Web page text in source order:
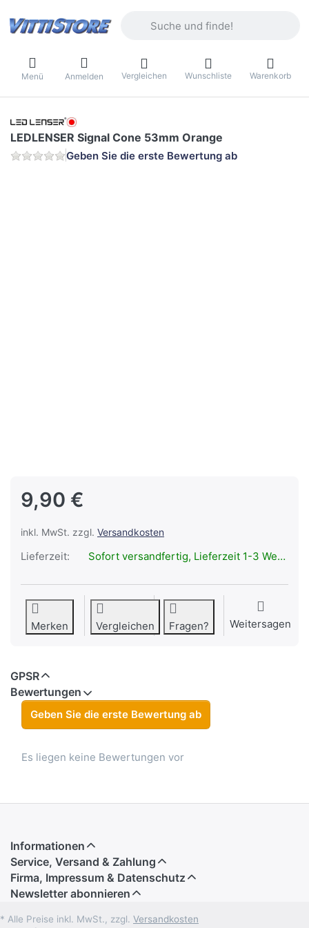
Menü Anmelden Vergleichen Wunschliste Warenkorb
LEDLENSER Signal Cone 53mm Orange
Geben Sie die erste Bewertung ab
9,90 €
inkl. MwSt. zzgl. Versandkosten
Lieferzeit: Sofort versandfertig, Lieferzeit 1-3 Werktage.
Merken Vergleichen Fragen? Weitersagen
GPSR
Bewertungen
Geben Sie die erste Bewertung ab
Es liegen keine Bewertungen vor
Informationen
Service, Versand & Zahlung
Firma, Impressum & Datenschutz
Newsletter abonnieren
* Alle Preise inkl. MwSt., zzgl. Versandkosten